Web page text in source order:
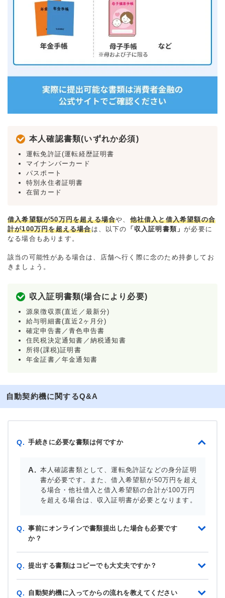
本人確認書類(いずれか必須)
運転免許証(運転経歴証明書
マイナンバーカード
パスポート
特別永住者証明書
在留カード
借入希望額が50万円を超える場合や、 他社借入と借入希望額の合
計が100万円を超える場合は、以下の 「収入証明書類」が必要に
なる場合もあります。
該当の可能性がある場合は、店舗へ行く際に念のため持参してお
きましょう。
収入証明書類(場合により必要)
源泉徴収票(直近／最新分)
給与明細書(直近2ヶ月分)
確定申告書／青色申告書
住民税決定通知書／納税通知書
所得(課税)証明書
年金証書／年金通知書
自動契約機に関するQ&A
Q. 手続きに必要な書類は何ですか
本人確認書類として、運転免許証などの身分証明
書が必要です。また、借入希望額が50万円を超え
る場合・他社借入と借入希望額の合計が100万円
を超える場合は、収入証明書が必要となります。
Q. 事前にオンラインで書類提出した場合も必要です
か？
Q. 提出する書類はコピーでも大丈夫ですか？
Q. 自動契約機に入ってからの流れを教えてください